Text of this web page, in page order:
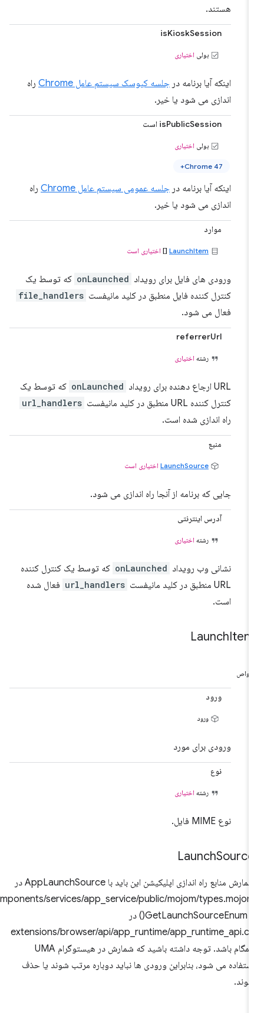
هستند.
isKioskSession
بولیاختیاری
اینکه آیا برنامه در جلسه کیوسک سیستم عامل Chrome
راه
اندازی می شود یا خیر.
isPublicSession است
بولیاختیاری
Chrome 47+
اینکه آیا برنامه در جلسه عمومی سیستم عامل Chrome
راه
اندازی می شود یا خیر.
موارد
LaunchItem
[]اختیاری است
ورودی های فایل برای رویداد onLaunched که توسط یک
کنترل کننده فایل منطبق در کلید مانیفست file_handlers
فعال می شود.
referrerUrl
رشته اختیاری
URL ارجاع دهنده برای رویداد onLaunched که توسط یک
کنترل کننده URL منطبق در کلید مانیفست
url_handlers
راه اندازی شده است.
منبع
LaunchSource اختیاری است
جایی که برنامه از آنجا راه اندازی می شود.
آدرس اینترنتی
رشته اختیاری
نشانی وب رویداد onLaunched که توسط یک کنترل کننده
URL منطبق در کلید مانیفست
url_handlers فعال شده
است.
Launch
ورود
ورود
ورودی برای مورد
رشته اختیاری
نوع MIME فایل.
Launch
شمارش منابع راه اندازی اپلیکیشن این باید با AppLaunchSource در
components/services/app_service/public/mojom/
و GetLaunchSourceEnum() در
extensions/browser/api/app_runtime/
همگام باشد. توجه داشته باشید که شمارش در هیستوگرام UMA
می شود، بنابراین ورودی ها نباید دوباره مرتب شوند یا حذف